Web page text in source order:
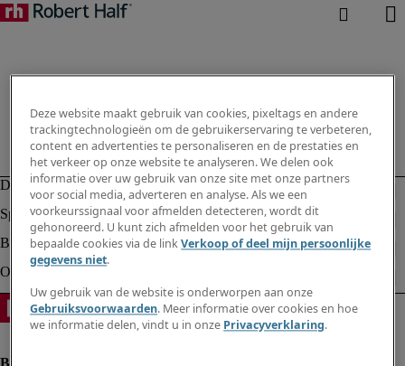
Deze website maakt gebruik van cookies, pixeltags en andere
trackingtechnologieën om de gebruikerservaring te verbeteren,
content en advertenties te personaliseren en de prestaties en
het verkeer op onze website te analyseren. We delen ook
informatie over uw gebruik van onze site met onze partners
voor social media, adverteren en analyse. Als we een
voorkeurssignaal voor afmelden detecteren, wordt dit
gehonoreerd. U kunt zich afmelden voor het gebruik van
bepaalde cookies via de linkVerkoop of deel mijn persoonlijke
gegevens niet.
Uw gebruik van de website is onderworpen aan onze
Gebruiksvoorwaarden. Meer informatie over cookies en hoe
we informatie delen, vindt u in onze Privacyverklaring.